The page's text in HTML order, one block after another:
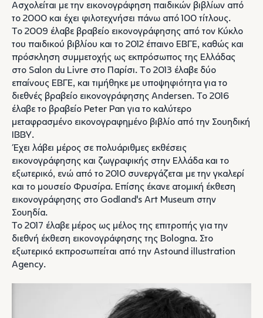
Ασχολείται με την εικονογράφηση παιδικών βιβλίων από
το 2000 και έχει φιλοτεχνήσει πάνω από 100 τίτλους.
Το 2009 έλαβε βραβείο εικονογράφησης από τον Κύκλο
του παιδικού βιβλίου και το 2012 έπαινο ΕΒΓΕ, καθώς και
πρόσκληση συμμετοχής ως εκπρόσωπος της Ελλάδας
στο Salon du Livre στο Παρίσι. To 2013 έλαβε δύο
επαίνους ΕΒΓΕ, και τιμήθηκε με υποψηφιότητα για το
διεθνές βραβείο εικονογράφησης Andersen. Το 2016
έλαβε το βραβείο Peter Pan για το καλύτερο
μεταφρασμένο εικονογραφημένο βιβλίο από την Σουηδική
IBBY.
Έχει λάβει μέρος σε πολυάριθμες εκθέσεις
εικονογράφησης και ζωγραφικής στην Ελλάδα και το
εξωτερικό, ενώ από το 2010 συνεργάζεται με την γκαλερί
και το μουσείο Φρυσίρα. Επίσης έκανε ατομική έκθεση
εικονογράφησης στο Godland's Art Museum στην
Σουηδία.
Το 2017 έλαβε μέρος ως μέλος της επιτροπής για την
διεθνή έκθεση εικονογράφησης της Bologna. Στο
εξωτερικό εκπροσωπείται από την Astound illustration
Agency.